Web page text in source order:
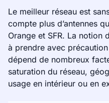
Le meilleur réseau est
compte plus d’antennes
Orange et SFR. La notion
à prendre avec
dépend de nombreux
saturation du réseau,
usage en intérieur ou en